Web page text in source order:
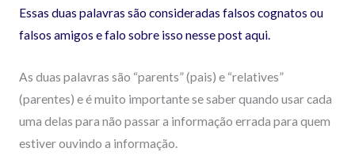
Essas duas palavras são consideradas falsos cognatos ou
falsos amigos e falo sobre isso nesse post aqui.
As duas palavras são “parents” (pais) e “relatives”
(parentes) e é muito importante se saber quando usar cada
uma delas para não passar a informação errada para quem
estiver ouvindo a informação.